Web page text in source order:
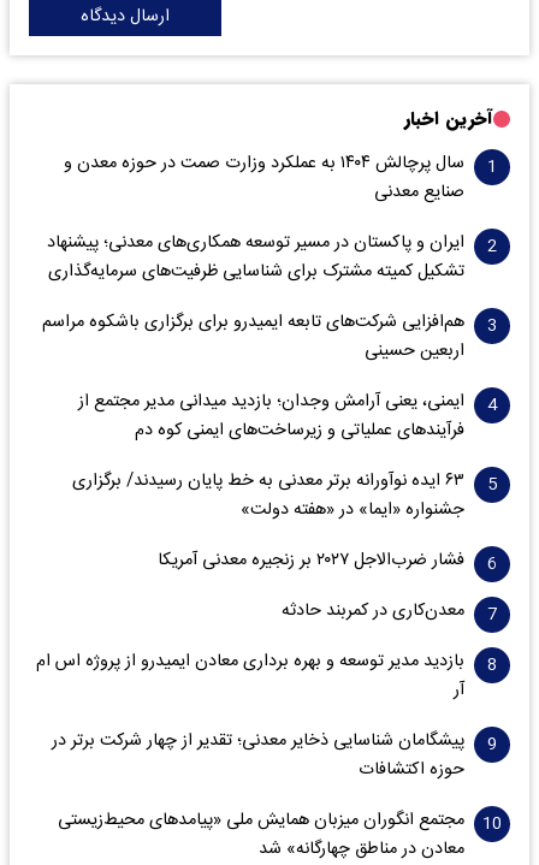
ارسال دیدگاه
آخرین اخبار
سال پرچالش ۱۴۰۴ به عملکرد وزارت صمت در حوزه معدن و
صنایع معدنی
ایران و پاکستان در مسیر توسعه همکاری‌های معدنی؛ پیشنهاد
تشکیل کمیته مشترک برای شناسایی ظرفیت‌های سرمایه‌گذاری
هم‌افزایی شرکت‌های تابعه ایمیدرو برای برگزاری باشکوه مراسم
اربعین حسینی
ایمنی، یعنی آرامش وجدان؛ بازدید میدانی مدیر مجتمع از
فرآیندهای عملیاتی و زیرساخت‌های ایمنی کوه دم
۶۳ ایده نوآورانه برتر معدنی به خط پایان رسیدند/ برگزاری
جشنواره «ایما» در «هفته دولت»
فشار ضرب‌الاجل ۲۰۲۷ بر زنجیره معدنی آمریکا
معدن‌کاری در کمربند حادثه
بازدید مدیر توسعه و بهره برداری معادن ایمیدرو از پروژه اس ام
آر
پیشگامان شناسایی ذخایر معدنی؛ تقدیر از چهار شرکت برتر در
حوزه اکتشافات‌
مجتمع انگوران میزبان همایش ملی «پیامدهای محیط‌زیستی
معادن در مناطق چهارگانه» شد